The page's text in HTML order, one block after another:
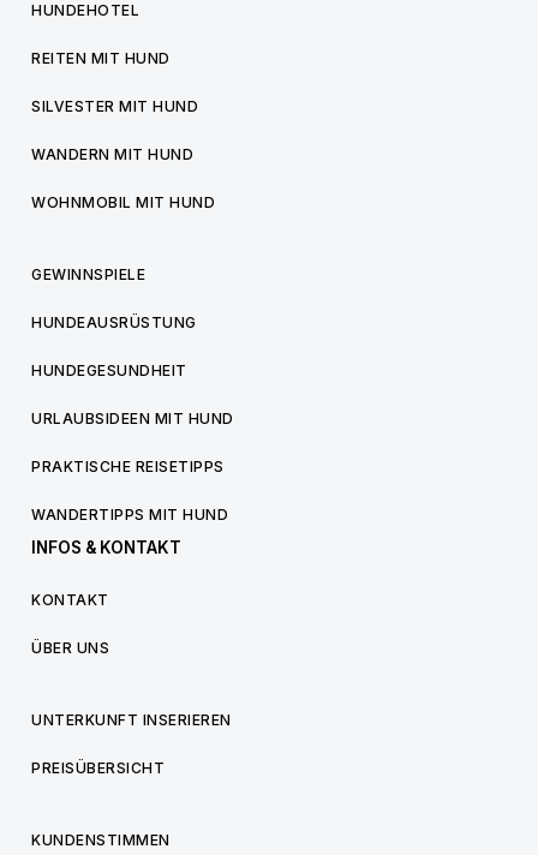
HUNDEHOTEL
REITEN MIT HUND
SILVESTER MIT HUND
WANDERN MIT HUND
WOHNMOBIL MIT HUND
GEWINNSPIELE
HUNDEAUSRÜSTUNG
HUNDEGESUNDHEIT
URLAUBSIDEEN MIT HUND
PRAKTISCHE REISETIPPS
WANDERTIPPS MIT HUND
INFOS & KONTAKT
KONTAKT
ÜBER UNS
UNTERKUNFT INSERIEREN
PREISÜBERSICHT
KUNDENSTIMMEN